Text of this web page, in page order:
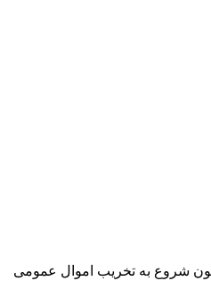
شروع به تخریب اموال عمومی